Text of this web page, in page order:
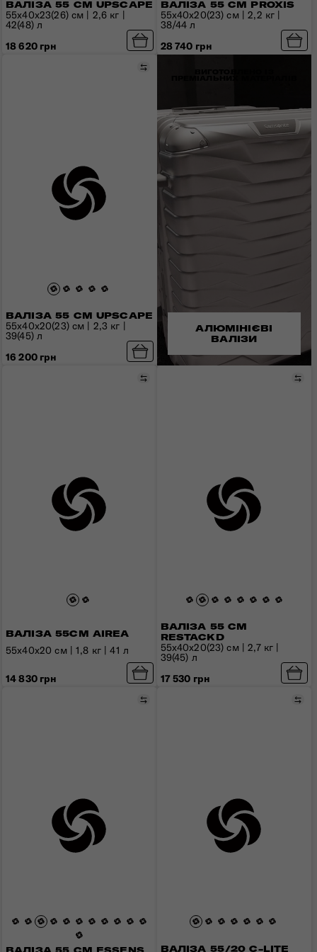
ВАЛІЗА 55 СМ UPSCAPE
55x40x23(26) см | 2,6 кг |
42(48) л
18 620 грн
ВАЛІЗА 55 СМ PROXIS
55x40x20(23) см | 2,2 кг |
38/44 л
28 740 грн
ВАЛІЗА 55 СМ UPSCAPE
Порівняти
55x40x20(23) см | 2,3 кг |
39(45) л
16 200 грн
ВАЛІЗА 55СМ AIREA
Порівняти
55x40x20 см | 1,8 кг | 41 л
14 830 грн
ВАЛІЗА 55 СМ
RESTACKD
55x40x20(23) см | 2,7 кг |
39(45) л
17 530 грн
Порівняти
ВАЛІЗА 55/20 C-LITE
АЛЮМІНІЄВІ
ВАЛІЗИ